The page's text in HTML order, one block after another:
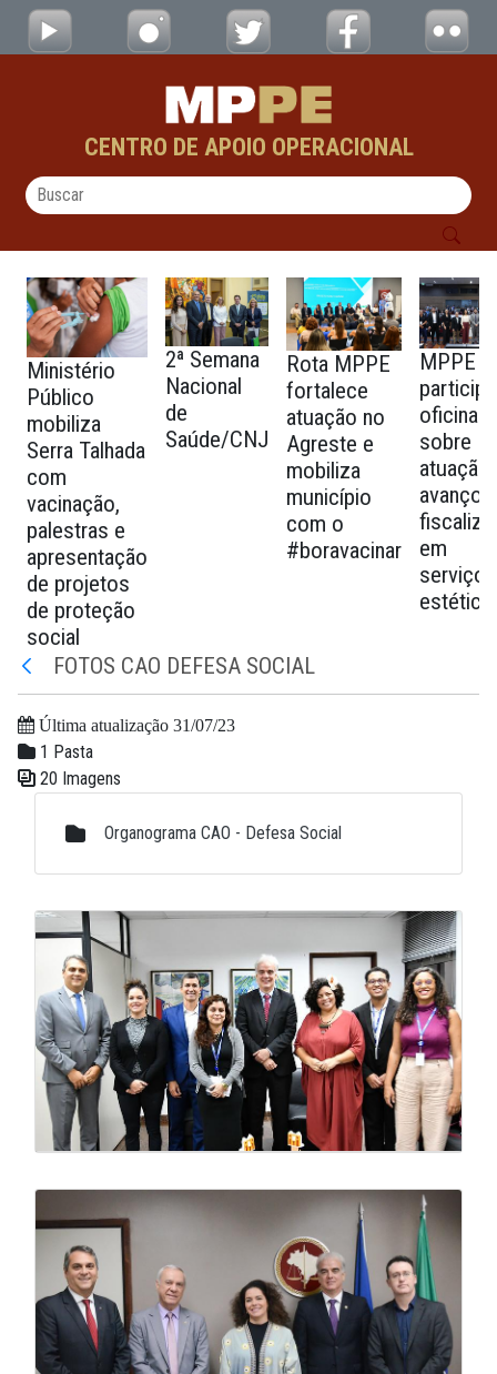
Pular para o Conteúdo principal
FOTOS CAO DEFESA SOCIAL - testes - CAOs
CENTRO DE APOIO OPERACIONAL
Ministério
Público
mobiliza
Serra Talhada
com
vacinação,
palestras e
apresentação
de projetos
de proteção
social
2ª Semana
Nacional
de
Saúde/CNJ
Rota MPPE
fortalece
atuação no
Agreste e
mobiliza
município
com o
#boravacinar
MPPE
oficina
sobre
atuação
em
estética
Voltar
FOTOS CAO DEFESA SOCIAL
Última atualização 31/07/23
1 Pasta
20 Imagens
Organograma CAO - Defesa Social
Galeria de Mídias